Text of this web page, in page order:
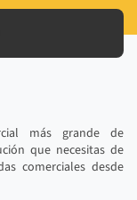
más grande de
que necesitas de
comerciales desde